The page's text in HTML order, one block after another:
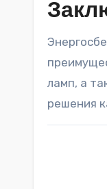
ламп, а
решения